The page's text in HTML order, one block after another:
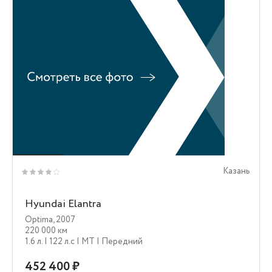
Казань
Hyundai Elantra
Optima,2007
220 000 км
1.6 л. | 122 л.c | MT | Передний
452 400 ₽